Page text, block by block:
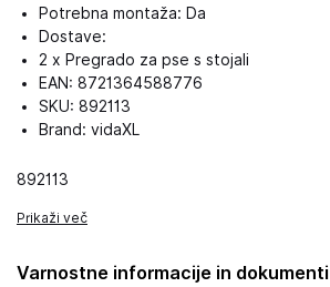
Potrebna montaža: Da
Dostave:
2 x Pregrado za pse s stojali
EAN: 8721364588776
SKU: 892113
Brand: vidaXL
892113
Prikaži več
Varnostne informacije in dokumenti